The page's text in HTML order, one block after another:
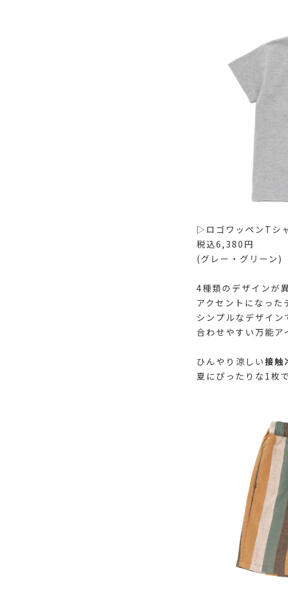
▷ロゴワッペンTシ
税込6,380円
(グレー・グリーン)
4種類のデザインが
アクセントになった
シンプルなデザイン
合わせやすい万能ア
ひんやり涼しい接触
夏にぴったりな1枚